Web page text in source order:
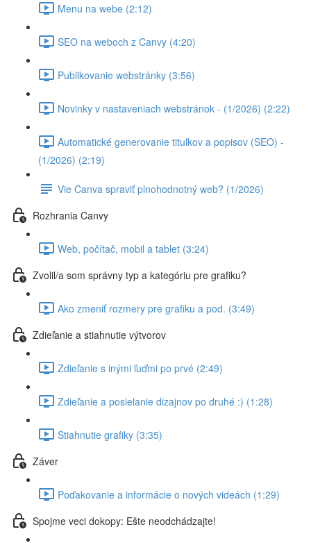
Menu na webe (2:12)
SEO na weboch z Canvy (4:20)
Publikovanie webstránky (3:56)
Novinky v nastaveniach webstránok - (1/2026) (2:22)
Automatické generovanie titulkov a popisov (SEO) -
(1/2026) (2:19)
Vie Canva spraviť plnohodnotný web? (1/2026)
Rozhrania Canvy
Web, počítač, mobil a tablet (3:24)
Zvolil/a som správny typ a kategóriu pre grafiku?
Ako zmeniť rozmery pre grafiku a pod. (3:49)
Zdieľanie a stiahnutie výtvorov
Zdieľanie s inými ľuďmi po prvé (2:49)
Zdieľanie a posielanie dizajnov po druhé :) (1:28)
Stiahnutie grafiky (3:35)
Záver
Poďakovanie a informácie o nových videách (1:29)
Spojme veci dokopy: Ešte neodchádzajte!